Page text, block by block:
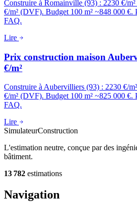
Construire à Romainville (93) : 2230 €/
€/m² (DVF). Budget 100 m² ~848 000 €.
FAQ.
Lire
Prix construction maison
€/m²
Construire à Aubervilliers (93) : 2230 €/
€/m² (DVF). Budget 100 m² ~825 000 €.
FAQ.
Lire
SimulateurConstruction
L'estimation neutre, conçue par des
bâtiment.
13 782 estimations
Navigation